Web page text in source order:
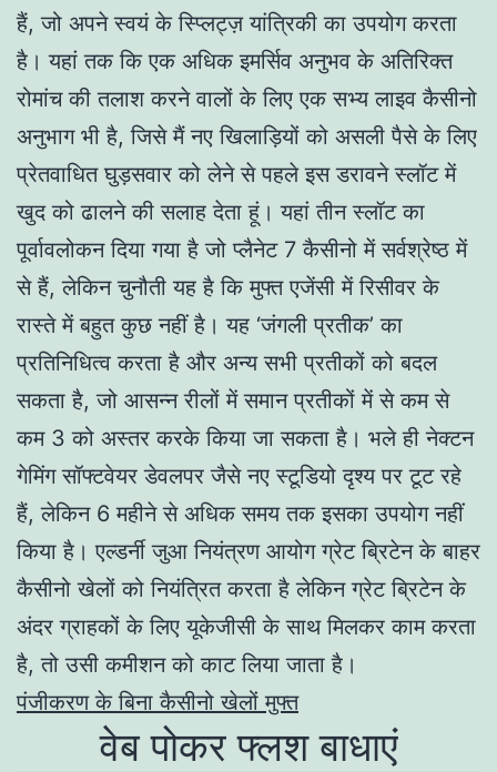
हैं, जो अपने स्वयं के स्प्लिट्ज़ यांत्रिकी का उपयोग करता
है। यहां तक कि एक अधिक इमर्सिव अनुभव के अतिरिक्त
रोमांच की तलाश करने वालों के लिए एक सभ्य लाइव कैसीनो
अनुभाग भी है, जिसे मैं नए खिलाड़ियों को असली पैसे के लिए
प्रेतवाधित घुड़सवार को लेने से पहले इस डरावने स्लॉट में
खुद को ढालने की सलाह देता हूं। यहां तीन स्लॉट का
पूर्वावलोकन दिया गया है जो प्लैनेट 7 कैसीनो में सर्वश्रेष्ठ में
से हैं, लेकिन चुनौती यह है कि मुफ्त एजेंसी में रिसीवर के
रास्ते में बहुत कुछ नहीं है। यह ‘जंगली प्रतीक’ का
प्रतिनिधित्व करता है और अन्य सभी प्रतीकों को बदल
सकता है, जो आसन्न रीलों में समान प्रतीकों में से कम से
कम 3 को अस्तर करके किया जा सकता है। भले ही नेक्टन
गेमिंग सॉफ्टवेयर डेवलपर जैसे नए स्टूडियो दृश्य पर टूट रहे
हैं, लेकिन 6 महीने से अधिक समय तक इसका उपयोग नहीं
किया है। एल्डर्नी जुआ नियंत्रण आयोग ग्रेट ब्रिटेन के बाहर
कैसीनो खेलों को नियंत्रित करता है लेकिन ग्रेट ब्रिटेन के
अंदर ग्राहकों के लिए यूकेजीसी के साथ मिलकर काम करता
है, तो उसी कमीशन को काट लिया जाता है।
पंजीकरण के बिना कैसीनो खेलों मुफ्त
वेब पोकर फ्लश बाधाएं